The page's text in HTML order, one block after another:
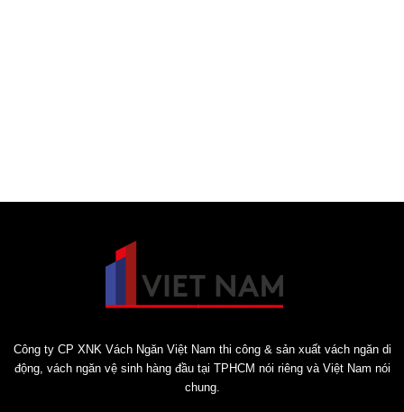
Công ty CP XNK Vách Ngăn Việt Nam thi công & sản xuất vách ngăn di
động, vách ngăn vệ sinh hàng đầu tại TPHCM nói riêng và Việt Nam nói
chung.